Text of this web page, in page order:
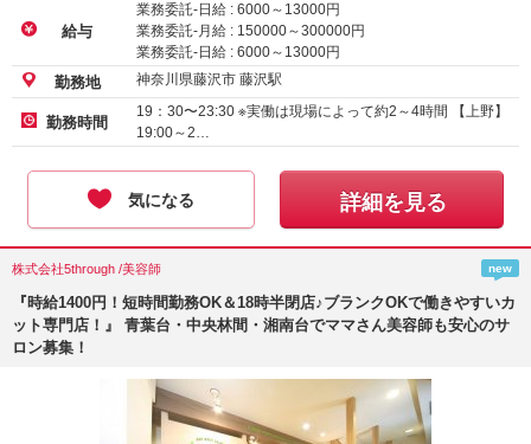
給与
業務委託-日給 : 6000～ 13000円
業務委託-月給 : 150000～300000円
業務委託-日給 : 6000～ 13000円
勤務地 神奈川県藤沢市 藤沢駅
勤務時間
19：30〜23:30 ※実働は現場によって約2～4時間 【上野】
19:00～2…
気になる 詳細を見る
株式会社5through /美容師 new
『時給1400円！短時間勤務OK＆18時半閉店♪ブランクOKで働きやすいカ
ット専門店！』 青葉台・中央林間・湘南台でママさん美容師も安心のサ
ロン募集！